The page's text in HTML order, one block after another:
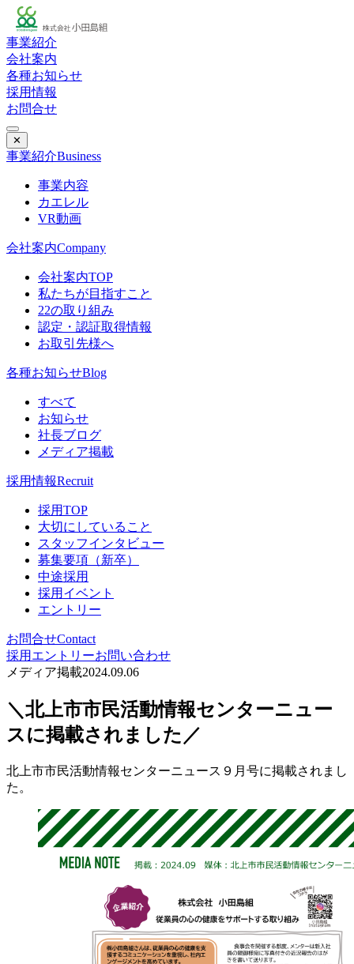
事業紹介
会社案内
各種お知らせ
採用情報
お問合せ
✕
事業紹介Business
事業内容
カエレル
VR動画
会社案内Company
会社案内TOP
私たちが目指すこと
22の取り組み
認定・認証取得情報
お取引先様へ
各種お知らせBlog
すべて
お知らせ
社長ブログ
メディア掲載
採用情報Recruit
採用TOP
大切にしていること
スタッフインタビュー
募集要項（新卒）
中途採用
採用イベント
エントリー
お問合せContact
採用エントリーお問い合わせ
メディア掲載2024.09.06
＼北上市市民活動情報センターニュー
スに掲載されました／
北上市市民活動情報センターニュース９月号に掲載されまし
た。